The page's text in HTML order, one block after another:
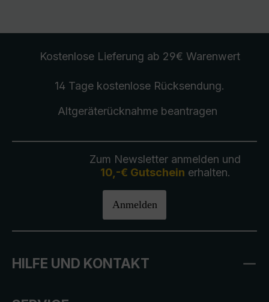
Kostenlose Lieferung ab 29€ Warenwert
14 Tage kostenlose Rücksendung.
Altgeräterücknahmebeantragen
Zum Newsletter anmelden und
10,-€ Gutschein erhalten.
Anmelden
HILFE UND KONTAKT